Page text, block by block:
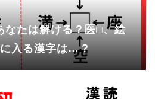
なたは解ける？医□、絵
入る漢字は…？